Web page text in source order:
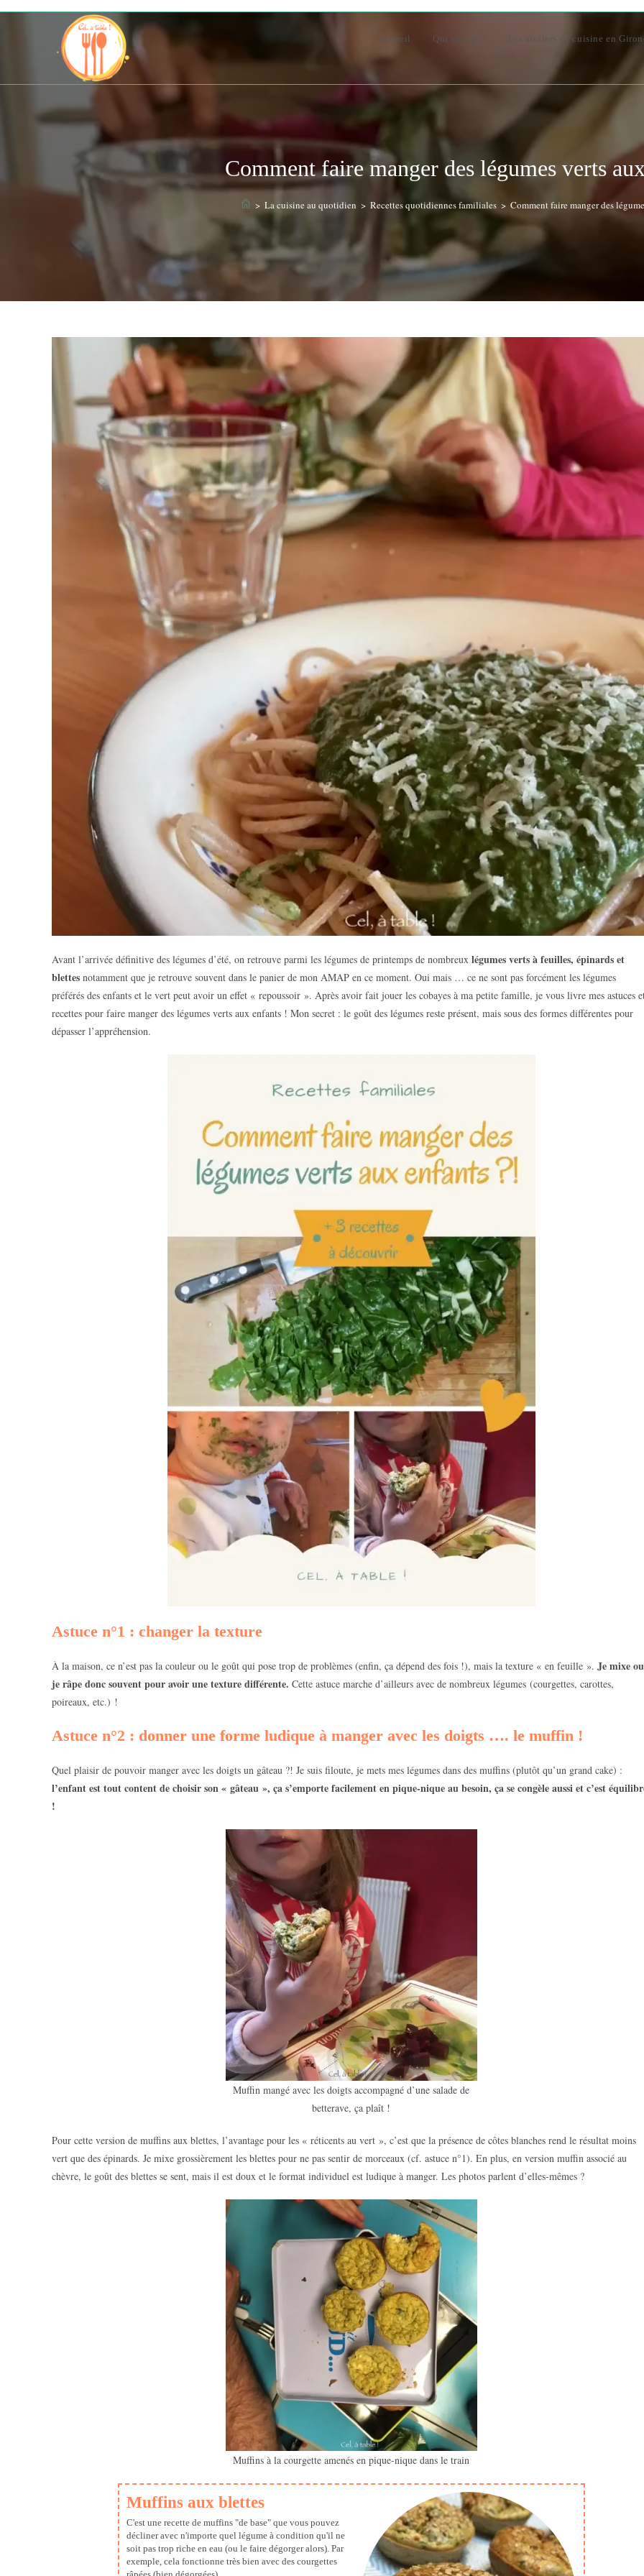
Skip
Accueil Qui suis-je ? Les ateliers de cuisine en
Comment faire manger des légumes verts
> La cuisine au quotidien > Recettes quotidiennes familiales > Comment faire manger des
Avant l’arrivée définitive des légumes d’été, on retrouve parmi les légumes de printemps de nombreux légumes verts à feuilles, épinards et
blettes notamment que je retrouve souvent dans le panier de mon AMAP en ce moment. Oui mais … ce ne sont pas forcément les légumes
préférés des enfants et le vert peut avoir un effet « repoussoir ». Après avoir fait jouer les cobayes à ma petite famille, je vous livre mes astuces
recettes pour faire manger des légumes verts aux enfants ! Mon secret : le goût des légumes reste présent, mais sous des formes différentes pour
dépasser l’appréhension.
Astuce n°1 : changer la texture
À la maison, ce n’est pas la couleur ou le goût qui pose trop de problèmes (enfin, ça dépend des fois !), mais la texture « en feuille ». Je mixe ou
je râpe donc souvent pour avoir une texture différente. Cette astuce marche d’ailleurs avec de nombreux légumes (courgettes, carottes,
poireaux, etc.) !
Astuce n°2 : donner une forme ludique à manger avec les doigts …. le muffin !
Quel plaisir de pouvoir manger avec les doigts un gâteau ?! Je suis filoute, je mets mes légumes dans des muffins (plutôt qu’un grand cake) :
l’enfant est tout content de choisir son « gâteau », ça s’emporte facilement en pique-nique au besoin, ça se congèle aussi et c’est
!
Muffin mangé avec les doigts accompagné d’une salade de
betterave, ça plaît !
Pour cette version de muffins aux blettes, l’avantage pour les « réticents au vert », c’est que la présence de côtes blanches rend le résultat moins
vert que des épinards. Je mixe grossièrement les blettes pour ne pas sentir de morceaux (cf. astuce n°1). En plus, en version muffin associé au
chèvre, le goût des blettes se sent, mais il est doux et le format individuel est ludique à manger. Les photos parlent d’elles-mêmes ?
Muffins à la courgette amenés en pique-nique dans le train
Muffins aux blettes
C'est une recette de muffins "de base" que vous pouvez
décliner avec n'importe quel légume à condition qu'il ne
soit pas trop riche en eau (ou le faire dégorger alors). Par
exemple, cela fonctionne très bien avec des courgettes